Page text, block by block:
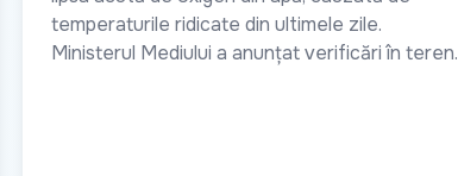
temperaturile ridicate din ultimele zile.
Ministerul Mediului a anunțat verificări în teren.